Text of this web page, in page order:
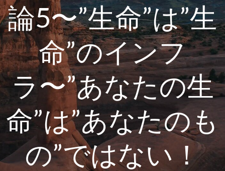
論5〜”生命”は”生
命”のインフ
ラ〜”あなたの生
命”は”あなたのも
の”ではない！